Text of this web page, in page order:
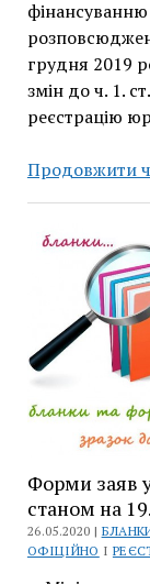
грудня 2019
змін до ч. 1.
реєстрацію
Продовжити
Форми заяв
станом на
26.05.2020 |
ОФІЦІЙНО І